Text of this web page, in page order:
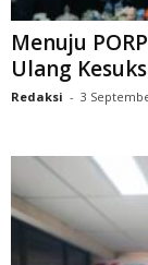
Menuju
Ulang
Redaksi - 3